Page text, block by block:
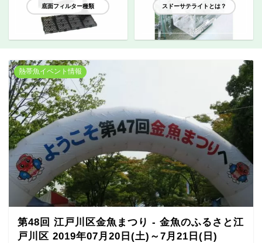
底面フィルター種類 スドーサテライトとは？
熱帯魚イベント情報
第48回 江戸川区金魚まつり - 金魚のふるさと江
戸川区 2019年07月20日(土)～7月21日(日)